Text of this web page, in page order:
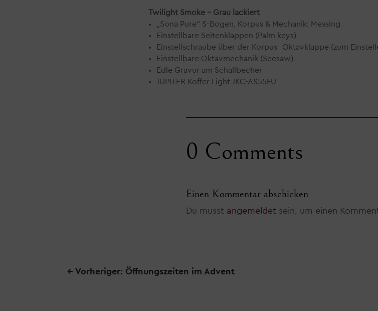
Twilight Smoke – Grau lackiert
„Sona Pure“ S-Bogen, Korpus & Mechanik: Messing
Einstellbare Seitenklappen (Palm keys)
Einstellschraube über der Korpus- Oktavklappe (zum
Einstellbare Oktavmechanik (Seesaw)
Edle Gravur am Schallbecher
JUPITER Koffer Light JKC-AS55FU
0 Comments
Einen Kommentar abschicken
Du musst angemeldet sein, um einen
←Vorheriger: Öffnungszeiten im Advent